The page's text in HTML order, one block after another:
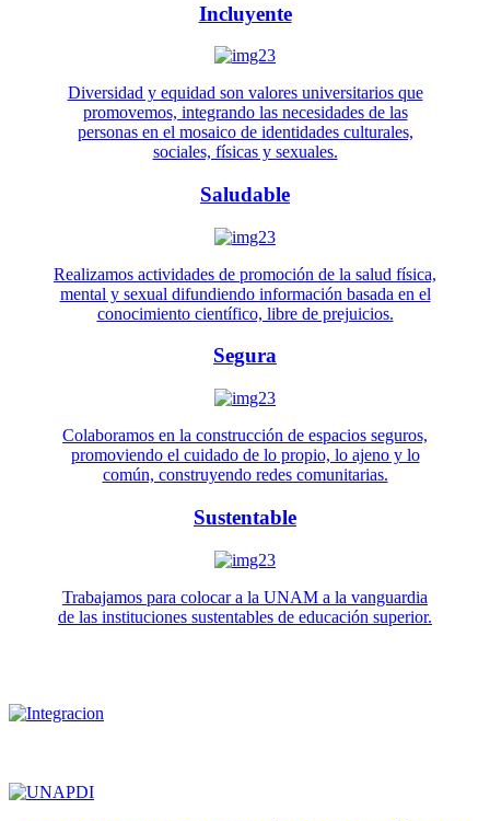
Incluyente
Diversidad y equidad son valores universitarios que
promovemos, integrando las necesidades de las
personas en el mosaico de identidades culturales,
sociales, físicas y sexuales.
Saludable
Realizamos actividades de promoción de la salud física,
mental y sexual difundiendo información basada en el
conocimiento científico, libre de prejuicios.
Segura
Colaboramos en la construcción de espacios seguros,
promoviendo el cuidado de lo propio, lo ajeno y lo
común, construyendo redes comunitarias.
Sustentable
Trabajamos para colocar a la UNAM a la vanguardia
de las instituciones sustentables de educación superior.